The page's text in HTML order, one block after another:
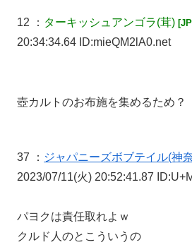
12 ： ターキッシュアンゴラ(茸)
20:34:34.64 ID:mieQM2lA0.net
壺カルトのお布施を集めるため？
37 ： ジャパニーズボブテイル(神
2023/07/11(火) 20:52:41.87
パヨクは責任取れよｗ
クルド人のとこういうの